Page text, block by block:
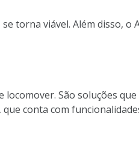
torna viável. Além disso, o
São soluções
conta com